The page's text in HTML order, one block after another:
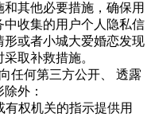
其他必要措施，确保用
中收集的用户个人隐私信
形或者小城大爱婚恋发现
取补救措施。
任何第三方公开、 透露
外：
权机关的指示提供用